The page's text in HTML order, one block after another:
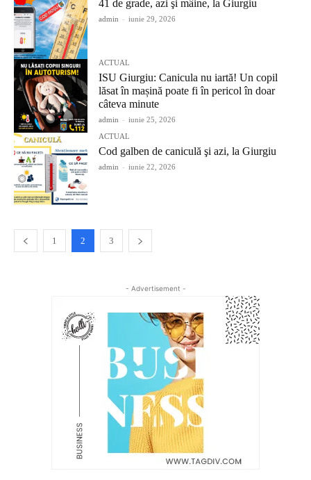
41 de grade, azi şi mâine, la Giurgiu
admin - iunie 29, 2026
ACTUAL
ISU Giurgiu: Canicula nu iartă! Un copil
lăsat în mașină poate fi în pericol în doar
câteva minute
admin - iunie 25, 2026
ACTUAL
Cod galben de caniculă şi azi, la Giurgiu
admin - iunie 22, 2026
1 2 3
- Advertisement -